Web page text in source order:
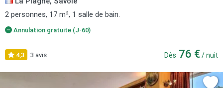
2 personnes, 17 m², 1 salle de bain.
Annulation gratuite (J-60)
4,3 3 avis Dès 76 € / nuit